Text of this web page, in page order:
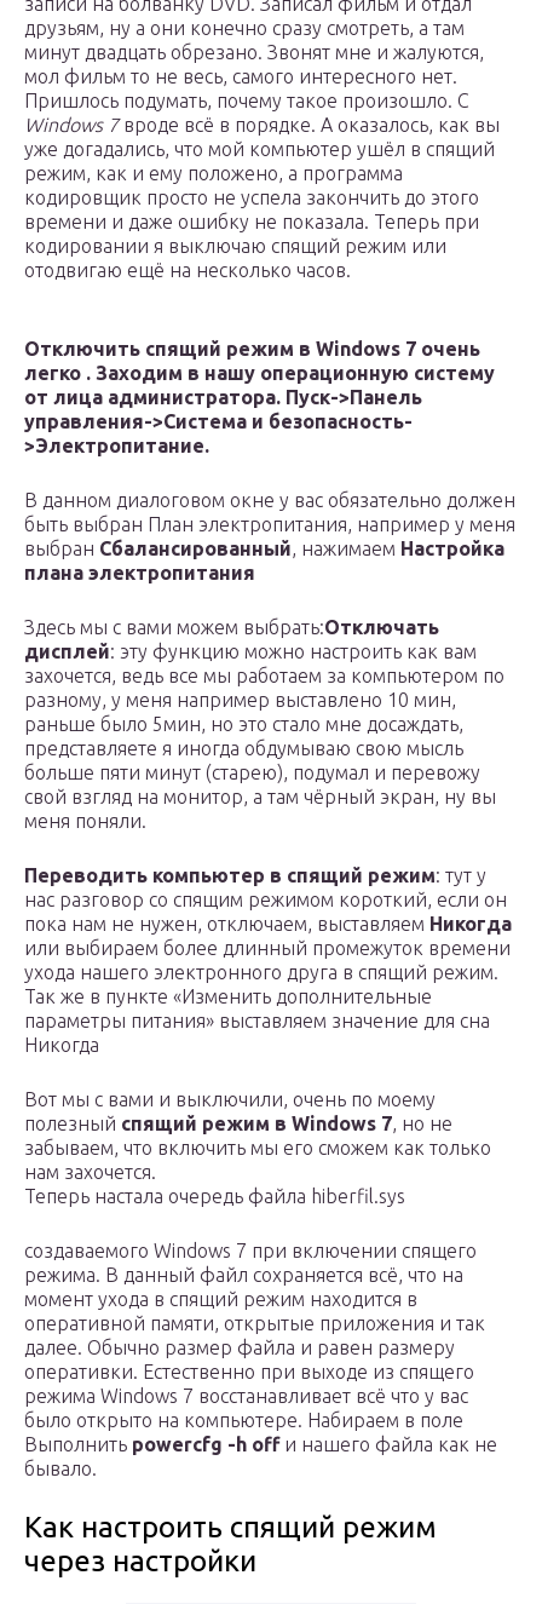
друзьям, ну а они конечно сразу смотреть, а там
минут двадцать обрезано. Звонят мне и жалуются,
мол фильм то не весь, самого интересного нет.
Пришлось подумать, почему такое произошло. С
Windows 7вроде всё в порядке. А оказалось, как вы
уже догадались, что мой компьютер ушёл в спящий
режим, как и ему положено, а программа
кодировщик просто не успела закончить до этого
времени и даже ошибку не показала. Теперь при
кодировании я выключаю спящий режим или
отодвигаю ещё на несколько часов.
Отключить спящий режим в Windows 7 очень
легко . Заходим в нашу операционную систему
от лица администратора. Пуск->Панель
управления->Система и безопасность-
>Электропитание.
В данном диалоговом окне у вас обязательно должен
быть выбран План электропитания, например у меня
выбран Сбалансированный, нажимаем Настройка
плана электропитания
Здесь мы с вами можем выбрать:Отключать
дисплей: эту функцию можно настроить как вам
захочется, ведь все мы работаем за компьютером по
разному, у меня например выставлено 10 мин,
раньше было 5мин, но это стало мне досаждать,
представляете я иногда обдумываю свою мысль
больше пяти минут (старею), подумал и перевожу
свой взгляд на монитор, а там чёрный экран, ну вы
меня поняли.
Переводить компьютер в спящий режим: тут у
нас разговор со спящим режимом короткий, если он
пока нам не нужен, отключаем, выставляем Никогда
или выбираем более длинный промежуток времени
ухода нашего электронного друга в спящий режим.
Так же в пункте «Изменить дополнительные
параметры питания» выставляем значение для сна
Никогда
Вот мы с вами и выключили, очень по моему
полезный спящий режим в Windows 7, но не
забываем, что включить мы его сможем как только
нам захочется.
Теперь настала очередь файла hiberfil.sys
создаваемого Windows 7 при включении спящего
режима. В данный файл сохраняется всё, что на
момент ухода в спящий режим находится в
оперативной памяти, открытые приложения и так
далее. Обычно размер файла и равен размеру
оперативки. Естественно при выходе из спящего
режима Windows 7 восстанавливает всё что у вас
было открыто на компьютере. Набираем в поле
Выполнить powercfg -h offи нашего файла как не
бывало.
Как настроить спящий режим
через настройки